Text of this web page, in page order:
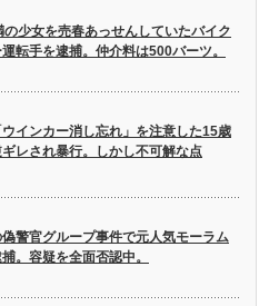
の少女を売春あっせんしていたバイク
転手を逮捕。仲介料は500バーツ。
インカー消し忘れ」を注意した15歳
レされ暴行。しかし不可解な点
警官グループ事件で元人気モーラム
。容疑を全面否認中。